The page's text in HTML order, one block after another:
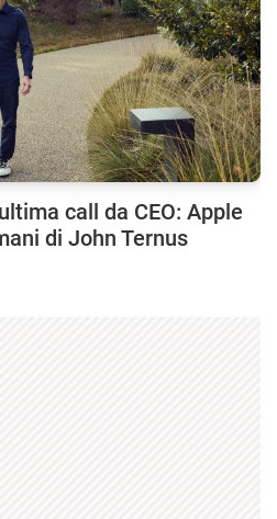
call da CEO: Apple
di John Ternus